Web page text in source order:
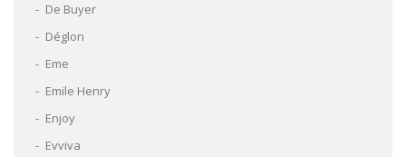
De Buyer
Déglon
Eme
Emile Henry
Enjoy
Evviva